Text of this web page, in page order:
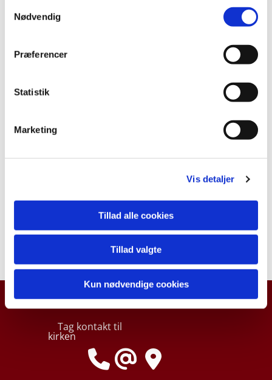
Nødvendig
Præferencer
Statistik
Marketing
Vis detaljer
Tillad alle cookies
Tillad valgte
Kun nødvendige cookies
Navneændring og Navngivning
Tag kontakt til
kirken